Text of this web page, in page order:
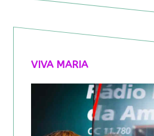
VIVA MARIA